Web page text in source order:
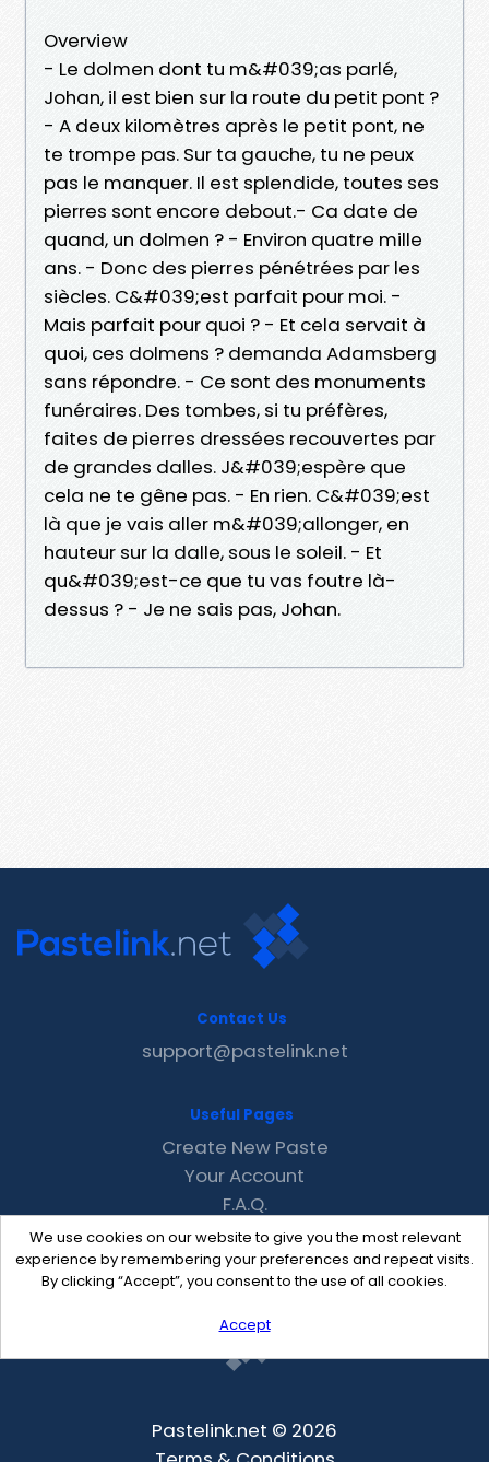
Overview
- Le dolmen dont tu m&#039;as parlé,
Johan, il est bien sur la route du petit pont ?
- A deux kilomètres après le petit pont, ne
te trompe pas. Sur ta gauche, tu ne peux
pas le manquer. Il est splendide, toutes ses
pierres sont encore debout.- Ca date de
quand, un dolmen ? - Environ quatre mille
ans. - Donc des pierres pénétrées par les
siècles. C&#039;est parfait pour moi. -
Mais parfait pour quoi ? - Et cela servait à
quoi, ces dolmens ? demanda Adamsberg
sans répondre. - Ce sont des monuments
funéraires. Des tombes, si tu préfères,
faites de pierres dressées recouvertes par
de grandes dalles. J&#039;espère que
cela ne te gêne pas. - En rien. C&#039;est
là que je vais aller m&#039;allonger, en
hauteur sur la dalle, sous le soleil. - Et
qu&#039;est-ce que tu vas foutre là-
dessus ? - Je ne sais pas, Johan.
We use cookies on our website to give you the most relevant
experience by remembering your preferences and repeat visits.
By clicking “Accept”, you consent to the use of all cookies.
Accept
Contact Us
support@pastelink.net
Useful Pages
Create New Paste
Your Account
F.A.Q.
Recent
Contact
Pastelink.net © 2026